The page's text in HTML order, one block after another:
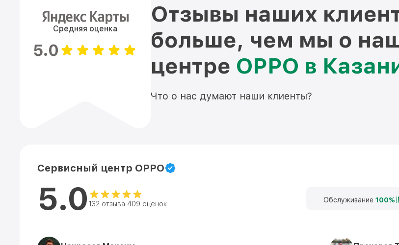
Средняя оценка
5.0
Отзывы наших
больше, чем мы о
центре OPPO в
Что о нас думают наши клиенты?
Сервисный центр OPPO
5.0 132 отзыва 409 оценок Обслуживание 100%